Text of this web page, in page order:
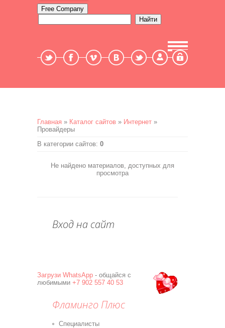
Мой профиль
Главная » Каталог сайтов » Интернет »
Провайдеры
В категории сайтов: 0
Не найдено материалов, доступных для
просмотра
Вход на сайт
Загрузи WhatsApp - общайся с
любимыми +7 902 557 40 53
Фламинго Плюс
Специалисты